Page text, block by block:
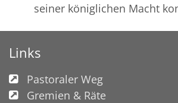
seiner königlichen Macht
Links
Pastoraler Weg
Gremien & Räte